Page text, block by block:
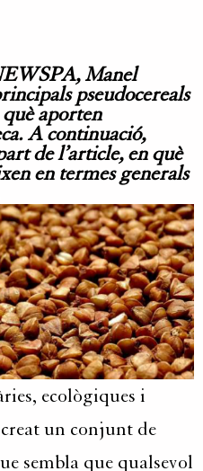
Manel
pseudocereals
aporten
A continuació,
de l’article, en què
en termes generals
ecològiques i
un conjunt de
sembla que qualsevol